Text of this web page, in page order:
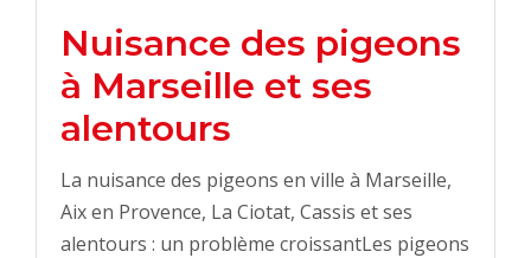
Nuisance des pigeons
à Marseille et ses
alentours
La nuisance des pigeons en ville à Marseille,
Aix en Provence, La Ciotat, Cassis et ses
alentours : un problème croissantLes pigeons